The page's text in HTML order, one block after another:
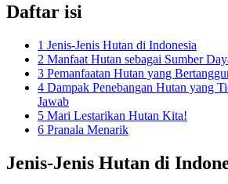
Daftar isi
1 Jenis-Jenis Hutan di Indonesia
2 Manfaat Hutan sebagai Sumber
3 Pemanfaatan Hutan yang
4 Dampak Penebangan Hutan yang
Jawab
5 Mari Lestarikan Hutan Kita!
6 Pranala Menarik
Jenis-Jenis Hutan di